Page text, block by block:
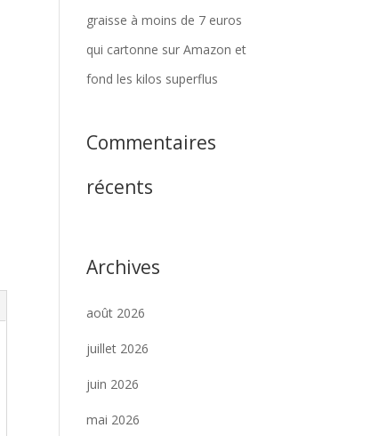
graisse à moins de 7 euros
qui cartonne sur Amazon et
fond les kilos superflus
Commentaires
récents
Archives
août 2026
juillet 2026
juin 2026
mai 2026